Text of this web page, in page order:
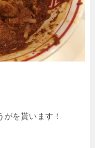
を貰います！